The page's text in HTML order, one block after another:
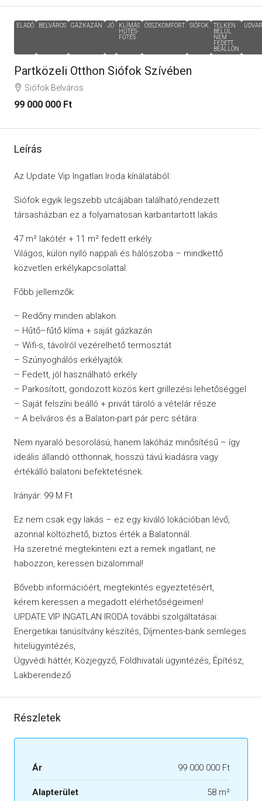
ELADÓ BELVÁROS GÁZKAZÁN JÓ
KLÍMÁS
HŰTÉS-
FŰTÉS
ÖSSZKOMFORT SIÓFOK
TELKEN
BELÜL
NEM
FEDETT
BEÁLLÓN
Partközeli Otthon Siófok Szívében
Siófok Belváros
99 000 000 Ft
Leírás
Az Update Vip Ingatlan Iroda kínálatából:
Siófok egyik legszebb utcájában található,rendezett
társasházban ez a folyamatosan karbantartott lakás.
47 m² lakótér + 11 m² fedett erkély.
Világos, külön nyíló nappali és hálószoba – mindkettő
közvetlen erkélykapcsolattal.
Főbb jellemzők:
– Redőny minden ablakon
– Hűtő–fűtő klíma + saját gázkazán
– Wifi-s, távolról vezérelhető termosztát
– Szúnyoghálós erkélyajtók
– Fedett, jól használható erkély
– Parkosított, gondozott közös kert grillezési lehetőséggel
– Saját felszíni beálló + privát tároló a vételár része
– A belváros és a Balaton-part pár perc sétára:
Nem nyaraló besorolású, hanem lakóház minősítésű – így
ideális állandó otthonnak, hosszú távú kiadásra vagy
értékálló balatoni befektetésnek.
Irányár: 99 M Ft
Ez nem csak egy lakás – ez egy kiváló lokációban lévő,
azonnal költözhető, biztos érték a Balatonnál.
Ha szeretné megtekinteni ezt a remek ingatlant, ne
habozzon, keressen bizalommal!
Bővebb információért, megtekintés egyeztetésért,
kérem keressen a megadott elérhetőségeimen!
UPDATE VIP INGATLAN IRODA további szolgáltatásai:
Energetikai tanúsítvány készítés, Díjmentes-bank semleges
hitelügyintézés,
Ügyvédi háttér, Közjegyző, Földhivatali ügyintézés, Építész,
Lakberendező
Részletek
Ár 99 000 000 Ft
Alapterület 58 m²